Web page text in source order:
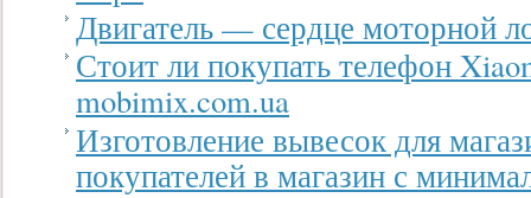
Двигатель — сердце моторной
Стоит ли покупать телефон
mobimix.com.ua
Изготовление вывесок для
покупателей в магазин с